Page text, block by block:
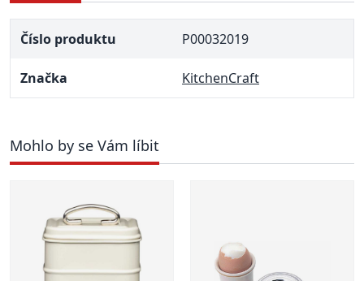
Číslo produktu P00032019
Značka KitchenCraft
Mohlo by se Vám líbit